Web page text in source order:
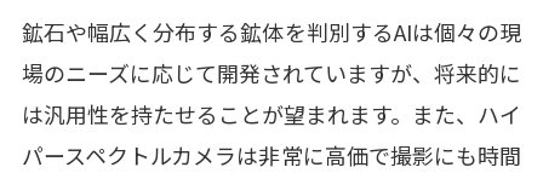
鉱石や幅広く分布する鉱体を判別するAIは個々の現
場のニーズに応じて開発されていますが、将来的に
は汎用性を持たせることが望まれます。また、ハイ
パースペクトルカメラは非常に高価で撮影にも時間